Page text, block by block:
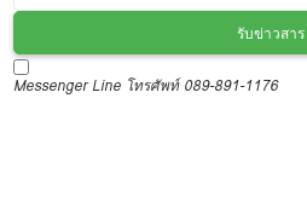
รับข่าวสาร
Messenger Line โทรศัพท์ 089-891-1176